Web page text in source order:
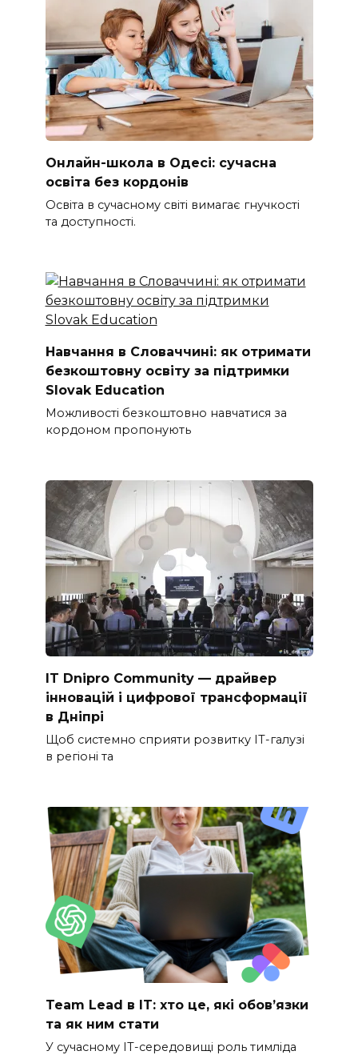
Онлайн-школа в Одесі: сучасна
освіта без кордонів
Освіта в сучасному світі вимагає гнучкості
та доступності.
Навчання в Словаччині: як отримати
безкоштовну освіту за підтримки
Slovak Education
Можливості безкоштовно навчатися за
кордоном пропонують
IT Dnipro Community — драйвер
інновацій і цифрової трансформації
в Дніпрі
Щоб системно сприяти розвитку ІТ-галузі
в регіоні та
Team Lead в IT: хто це, які обов’язки
та як ним стати
У сучасному IT-середовищі роль тимліда